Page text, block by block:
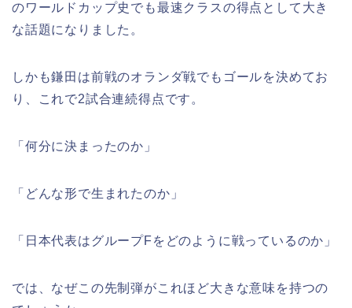
のワールドカップ史でも最速クラスの得点として大き
な話題になりました。
しかも鎌田は前戦のオランダ戦でもゴールを決めてお
り、これで2試合連続得点です。
「何分に決まったのか」
「どんな形で生まれたのか」
「日本代表はグループFをどのように戦っているのか」
では、なぜこの先制弾がこれほど大きな意味を持つの